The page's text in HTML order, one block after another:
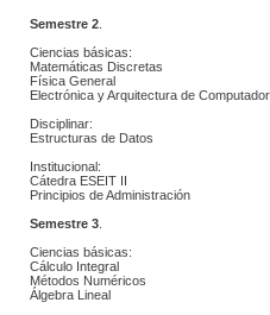
Semestre 2
Ciencias básicas:
Matemáticas Discretas
Física General
Electrónica y Arquitectura de
Disciplinar:
Estructuras de Datos
Institucional:
Cátedra ESEIT II
Principios de Administración
Semestre 3
Ciencias básicas:
Cálculo Integral
Métodos Numéricos
Álgebra Lineal